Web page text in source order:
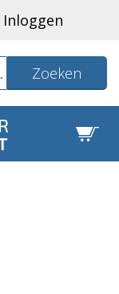
Inloggen
Zoeken